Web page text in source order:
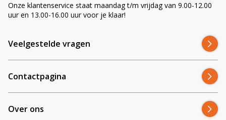
Onze klantenservice staat maandag t/m vrijdag van 9.00-12.00
uur en 13.00-16.00 uur voor je klaar!
Veelgestelde vragen
Contactpagina
Over ons